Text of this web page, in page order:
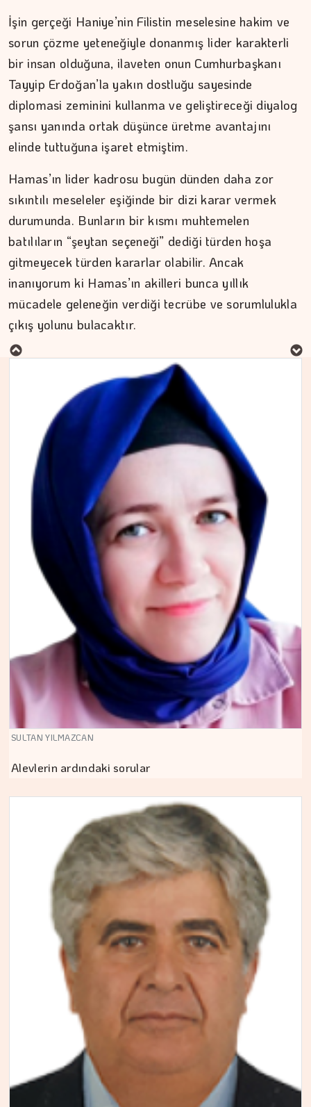
İşin gerçeği Haniye’nin Filistin meselesine hakim ve
sorun çözme yeteneğiyle donanmış lider karakterli
bir insan olduğuna, ilaveten onun Cumhurbaşkanı
Tayyip Erdoğan’la yakın dostluğu sayesinde
diplomasi zeminini kullanma ve geliştireceği diyalog
şansı yanında ortak düşünce üretme avantajını
elinde tuttuğuna işaret etmiştim.
Hamas’ın lider kadrosu bugün dünden daha zor
sıkıntılı meseleler eşiğinde bir dizi karar vermek
durumunda. Bunların bir kısmı muhtemelen
batılıların “şeytan seçeneği” dediği türden hoşa
gitmeyecek türden kararlar olabilir. Ancak
inanıyorum ki Hamas’ın akilleri bunca yıllık
mücadele geleneğin verdiği tecrübe ve sorumlulukla
çıkış yolunu bulacaktır.
MURAT DOĞAN
Aç kalan sadece mideniz…
SULTAN YILMAZCAN
Alevlerin ardındaki sorular